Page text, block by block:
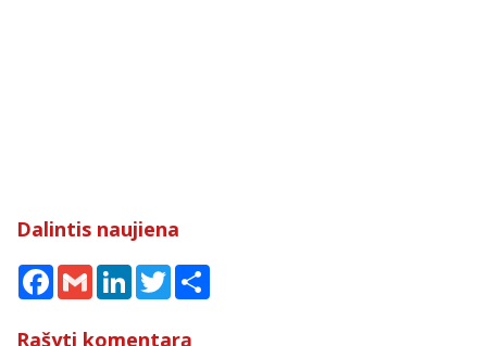
Dalintis naujiena
Facebook
Gmail LinkedInTwitter
Rašyti komentarą